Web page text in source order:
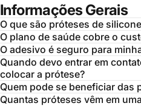
Informações Gerais
O que são próteses de
O plano de saúde cobre o
O adesivo é seguro para
Quando devo entrar em
colocar a prótese?
Quem pode se beneficiar das
Quantas próteses vêm em